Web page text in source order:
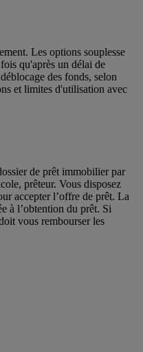
Les options souplesse
qu'après un délai de
des fonds, selon
et limites d'utilisation avec
de prêt immobilier par
prêteur. Vous disposez
accepter l’offre de prêt. La
à l’obtention du prêt. Si
vous rembourser les